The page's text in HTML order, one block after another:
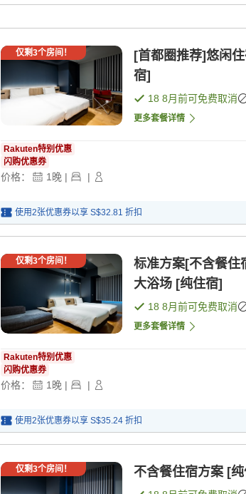
仅剩3个房间！
[首都圈推荐]悠闲
宿]
18 8月前可免费取消
更多套餐详情
Rakuten特别优惠
闪购优惠券
价格： 1 晚 | |
使用2张优惠券以享 S$32.81 折扣
仅剩3个房间！
标准方案[不含餐住
大浴场 [纯住宿]
18 8月前可免费取消
更多套餐详情
Rakuten特别优惠
闪购优惠券
价格： 1 晚 | |
使用2张优惠券以享 S$35.24 折扣
仅剩3个房间！ 不含餐住宿方案 [